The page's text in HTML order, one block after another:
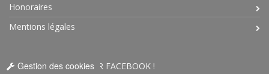
Honoraires
Mentions légales
RETROUVEZ-NOUS SUR FACEBOOK !
Gestion des cookies